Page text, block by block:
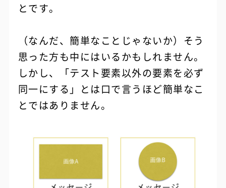
とです。
（なんだ、簡単なことじゃないか）そう
思った方も中にはいるかもしれません。
しかし、「テスト要素以外の要素を必ず
同一にする」とは口で言うほど簡単なこ
とではありません。